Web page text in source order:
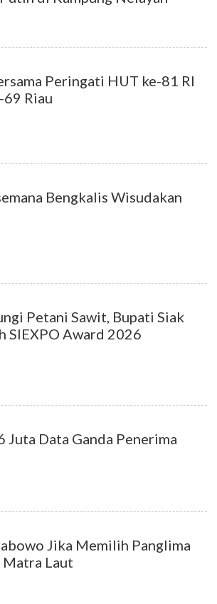
Peringati HUT ke-81 RI
Riau
Bengkalis Wisudakan
Petani Sawit, Bupati Siak
SIEXPO Award 2026
Juta Data Ganda Penerima
Jika Memilih Panglima
Laut